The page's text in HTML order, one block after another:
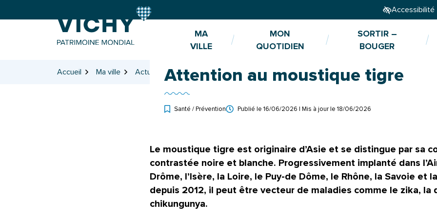
Accessibilité
MA
VILLE
MON
QUOTIDIEN
SORTIR –
BOUGER
Accueil Ma ville Actualités Attention au moustique tigre
Attention au moustique tigre
Santé / Prévention Publié le 16/06/2026 | Mis à jour le 18/06/2026
Le moustique tigre est originaire d’Asie et se distingue par sa
contrastée noire et blanche. Progressivement implanté dans
Drôme, l’Isère, la Loire, le Puy-de Dôme, le Rhône, la Savoie et
depuis 2012, il peut être vecteur de maladies comme le zika, la
chikungunya.